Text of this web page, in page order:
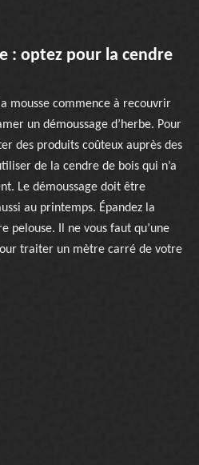
: optez pour la cendre
mousse commence à recouvrir
un démoussage d’herbe. Pour
des produits coûteux auprès des
de la cendre de bois qui n’a
Le démoussage doit être
au printemps. Épandez la
pelouse. Il ne vous faut qu’une
traiter un mètre carré de votre